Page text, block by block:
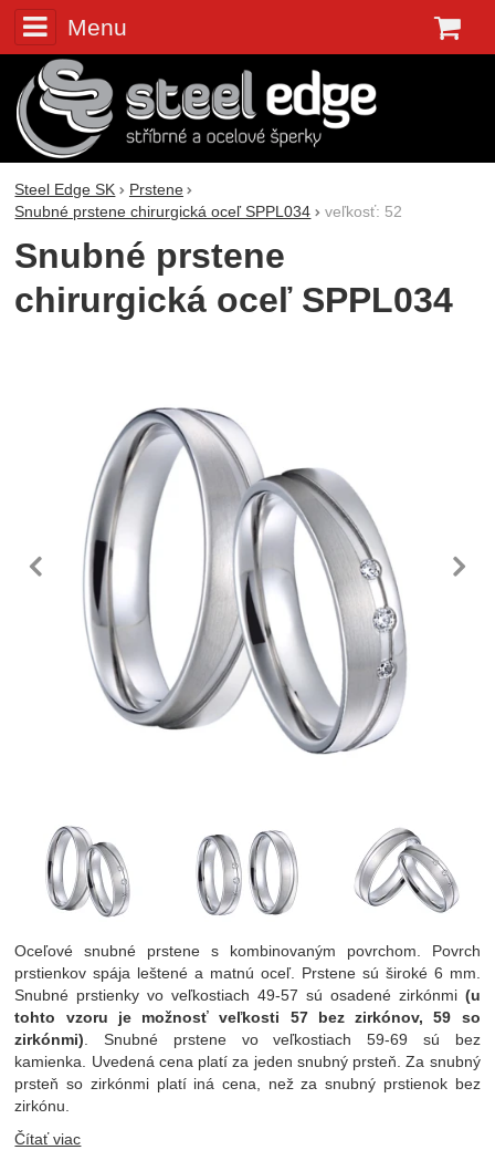
Menu
Steel Edge SK
Prstene
Snubné prstene chirurgická oceľ SPPL034
veľkosť: 52
Snubné prstene
chirurgická oceľ SPPL034
Fotografie
Oceľové snubné prstene s kombinovaným povrchom. Povrch
prstienkov spája leštené a matnú oceľ. Prstene sú široké 6 mm.
Snubné prstienky vo veľkostiach 49-57 sú osadené zirkónmi (u
tohto vzoru je možnosť veľkosti 57 bez zirkónov, 59 so
zirkónmi) . Snubné prstene vo veľkostiach 59-69 sú bez
kamienka. Uvedená cena platí za jeden snubný prsteň. Za snubný
prsteň so zirkónmi platí iná cena, než za snubný prstienok bez
zirkónu.
Čítať viac